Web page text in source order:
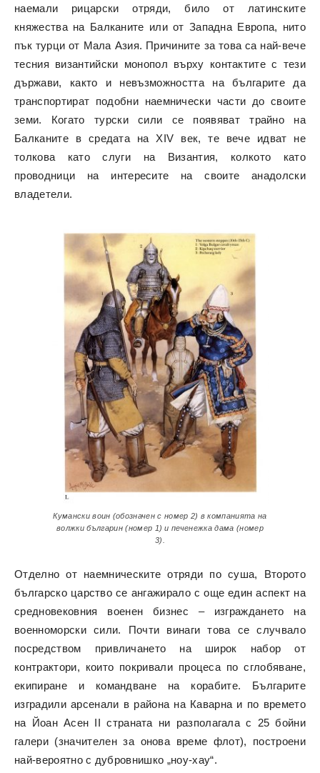
наемали рицарски отряди, било от латинските
княжества на Балканите или от Западна Европа, нито
пък турци от Мала Азия. Причините за това са най-вече
тесния византийски монопол върху контактите с тези
държави, както и невъзможността на българите да
транспортират подобни наемнически части до своите
земи. Когато турски сили се появяват трайно на
Балканите в средата на XIV век, те вече идват не
толкова като слуги на Византия, колкото като
проводници на интересите на своите анадолски
владетели.
Кумански воин (обозначен с номер 2) в компанията на
волжки българин (номер 1) и печенежка дама (номер
3).
Отделно от наемническите отряди по суша, Второто
българско царство се ангажирало с още един аспект на
средновековния военен бизнес – изграждането на
военноморски сили. Почти винаги това се случвало
посредством привличането на широк набор от
контрактори, които покривали процеса по сглобяване,
екипиране и командване на корабите. Българите
изградили арсенали в района на Каварна и по времето
на Йоан Асен II страната ни разполагала с 25 бойни
галери (значителен за онова време флот), построени
най-вероятно с дубровнишко „ноу-хау“.